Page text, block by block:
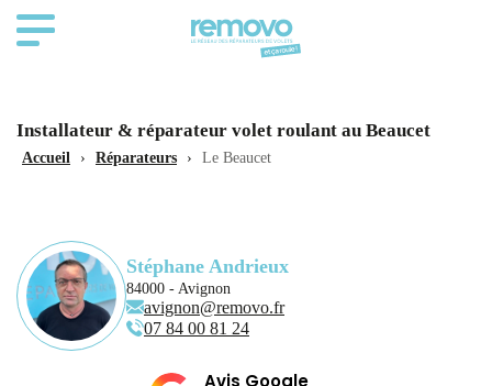
Installateur & réparateur volet roulant au Beaucet
Accueil › Réparateurs › Le Beaucet
Stéphane Andrieux
84000 - Avignon
avignon@removo.fr
07 84 00 81 24
Avis Google